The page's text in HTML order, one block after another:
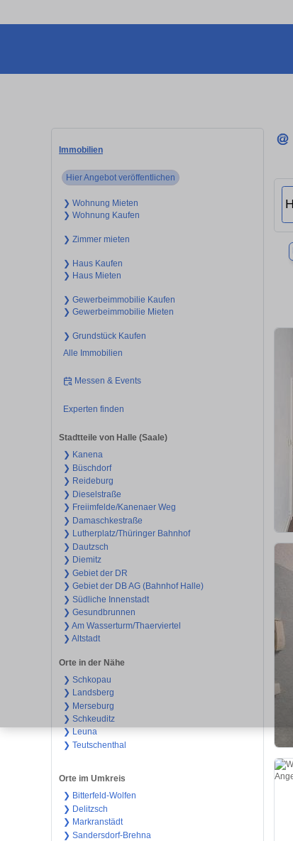
Immobilien
Hier Angebot veröffentlichen
❯ Wohnung Mieten
❯ Wohnung Kaufen
❯ Zimmer mieten
❯ Haus Kaufen
❯ Haus Mieten
❯ Gewerbeimmobilie Kaufen
❯ Gewerbeimmobilie Mieten
❯ Grundstück Kaufen
Alle Immobilien
Messen & Events
Experten finden
Stadtteile von Halle (Saale)
❯ Kanena
❯ Büschdorf
❯ Reideburg
❯ Dieselstraße
❯ Freiimfelde/Kanenaer Weg
❯ Damaschkestraße
❯ Lutherplatz/Thüringer Bahnhof
❯ Dautzsch
❯ Diemitz
❯ Gebiet der DR
❯ Gebiet der DB AG (Bahnhof Halle)
❯ Südliche Innenstadt
❯ Gesundbrunnen
❯ Am Wasserturm/Thaerviertel
❯ Altstadt
Orte in der Nähe
❯ Schkopau
❯ Landsberg
❯ Merseburg
❯ Schkeuditz
❯ Leuna
❯ Teutschenthal
Orte im Umkreis
❯ Bitterfeld-Wolfen
❯ Delitzsch
❯ Markranstädt
❯ Sandersdorf-Brehna